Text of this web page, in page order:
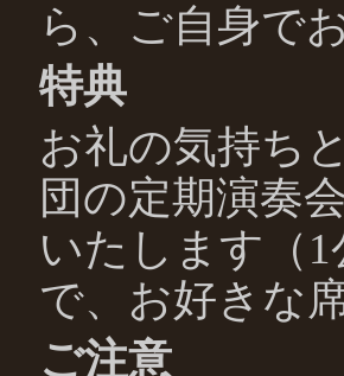
ら、ご自身で
特典
お礼の気持ち
団の定期演奏
いたします（
で、お好きな
ご注意